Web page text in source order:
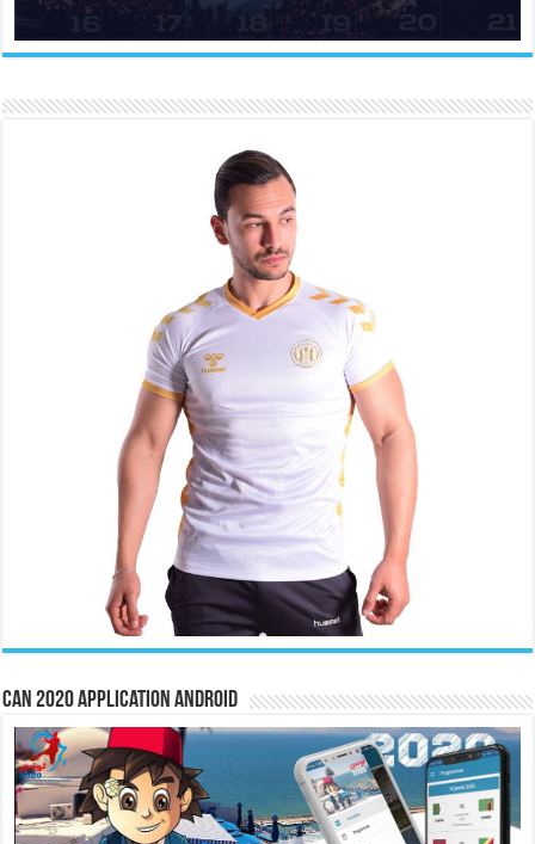
CAN 2020 Application Android